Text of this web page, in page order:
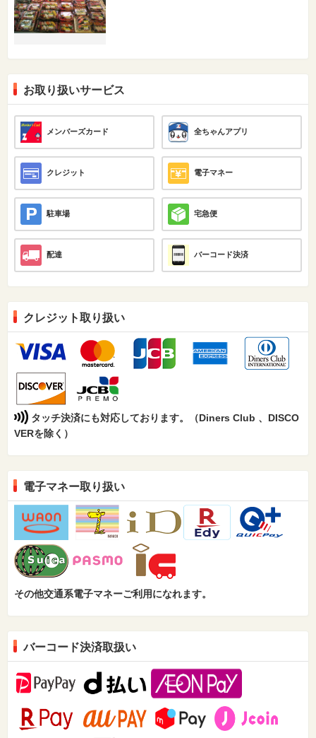
お取り扱いサービス
メンバーズカード 全ちゃんアプリ
クレジット 電子マネー
駐車場 宅急便
配達 バーコード決済
クレジット取り扱い
タッチ決済にも対応しております。（Diners Club 、DISCO
VERを除く）
電子マネー取り扱い
その他交通系電子マネーご利用になれます。
バーコード決済取扱い